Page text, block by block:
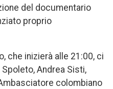
del documentario
proprio
che inizierà alle 21:00, ci
Andrea Sisti,
colombiano